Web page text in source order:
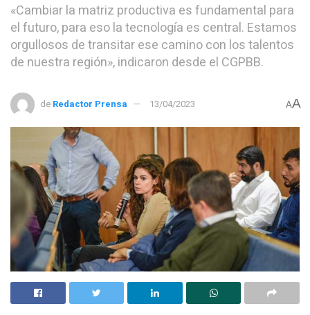
«Cambiar la matriz productiva es fundamental para
el futuro, para eso la tecnología es central. Estamos
orgullosos de transitar ese camino con los talentos
de nuestra región», indicaron desde el CGPBB.
de Redactor Prensa 13/04/2023 AA